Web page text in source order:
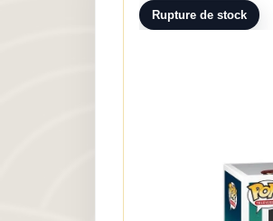
Rupture de stock